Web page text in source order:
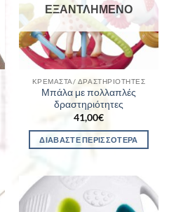
ΕΞΑΝΤΛΗΜΈΝΟ
ΚΡΕΜΑΣΤΆ/ ΔΡΑΣΤΗΡΙΌΤΗΤΕΣ
Μπάλα με πολλαπλές
δραστηριότητες
41,00€
ΔΙΑΒΆΣΤΕ ΠΕΡΙΣΣΌΤΕΡΑ